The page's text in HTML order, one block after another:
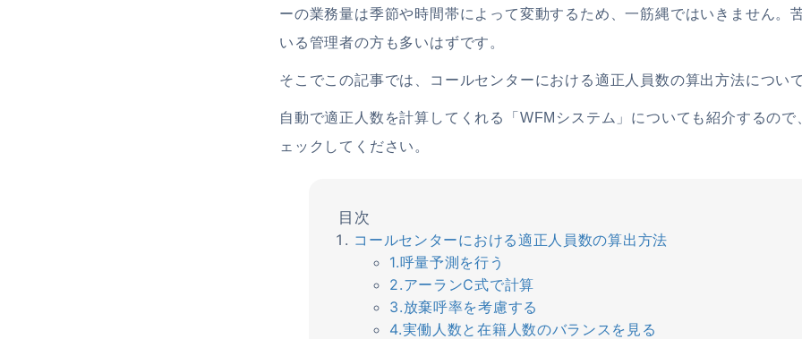
ーの業務量は季節や時間帯によって変動するため、一筋縄ではいきません。
いる管理者の方も多いはずです。
そこでこの記事では、コールセンターにおける適正人員数の算出方法につい
自動で適正人数を計算してくれる「WFMシステム」についても紹介するので
ェックしてください。
コールセンターにおける適正人員数の算出方法
1.呼量予測を行う
2.アーランC式で計算
3.放棄呼率を考慮する
4.実働人数と在籍人数のバランスを見る